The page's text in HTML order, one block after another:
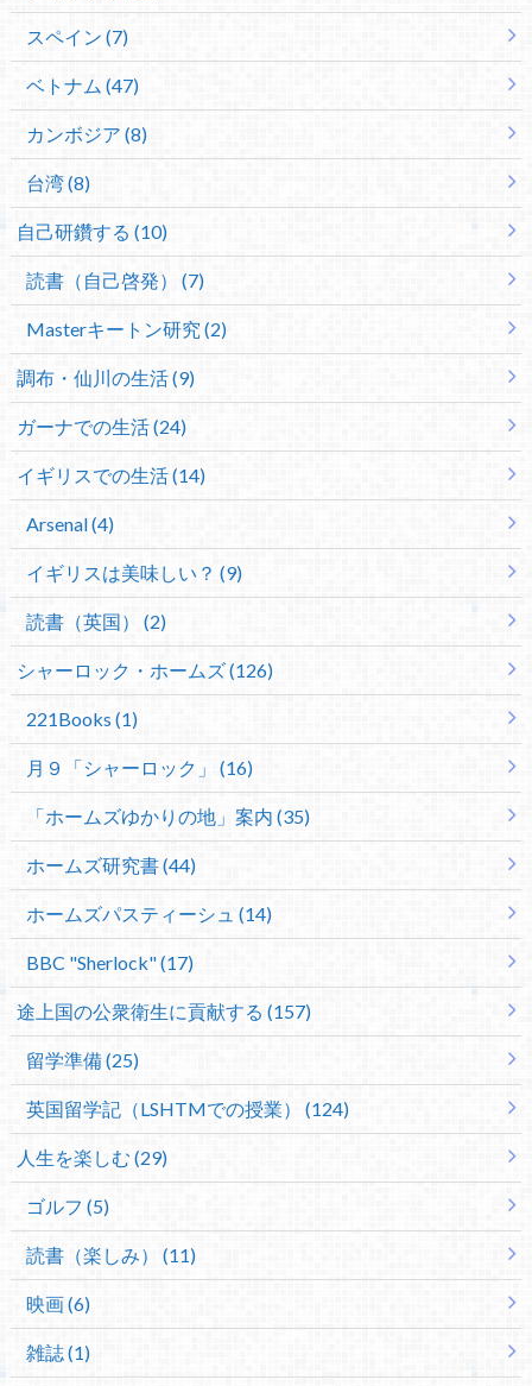
スペイン (7)
ベトナム (47)
カンボジア (8)
台湾 (8)
自己研鑽する (10)
読書（自己啓発） (7)
Masterキートン研究 (2)
調布・仙川の生活 (9)
ガーナでの生活 (24)
イギリスでの生活 (14)
Arsenal (4)
イギリスは美味しい？ (9)
読書（英国） (2)
シャーロック・ホームズ (126)
221Books (1)
月９「シャーロック」 (16)
「ホームズゆかりの地」案内 (35)
ホームズ研究書 (44)
ホームズパスティーシュ (14)
BBC "Sherlock" (17)
途上国の公衆衛生に貢献する (157)
留学準備 (25)
英国留学記（LSHTMでの授業） (124)
人生を楽しむ (29)
ゴルフ (5)
読書（楽しみ） (11)
映画 (6)
雑誌 (1)